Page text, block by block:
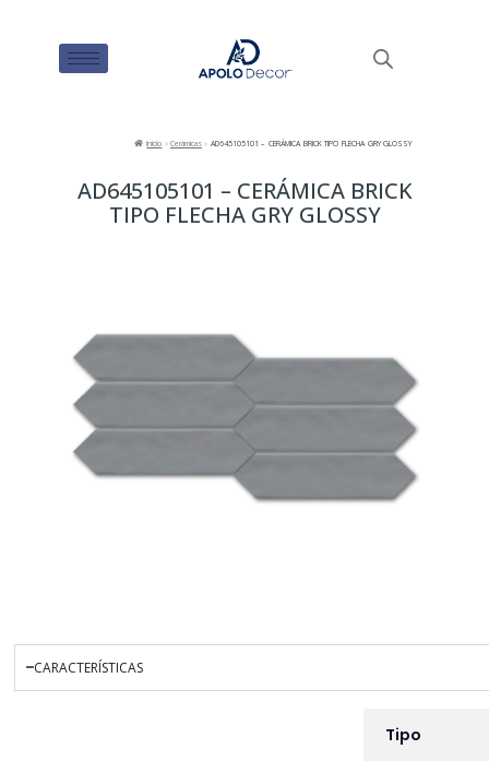
Inicio Cerámicas AD645105101 – CERÁMICA BRICK TIPO FLECHA GRY GLOSSY
AD645105101 – CERÁMICA BRICK
TIPO FLECHA GRY GLOSSY
CARACTERÍSTICAS
Tipo